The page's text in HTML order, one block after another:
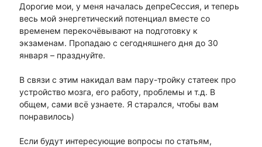
Дорогие мои, у меня началась депреСессия, и теперь
весь мой энергетический потенциал вместе со
временем перекочёвывают на подготовку к
экзаменам. Пропадаю с сегодняшнего дня до 30
января – празднуйте.
В связи с этим накидал вам пару-тройку статеек про
устройство мозга, его работу, проблемы и т.д. В
общем, сами всё узнаете. Я старался, чтобы вам
понравилось)
Если будут интересующие вопросы по статьям,